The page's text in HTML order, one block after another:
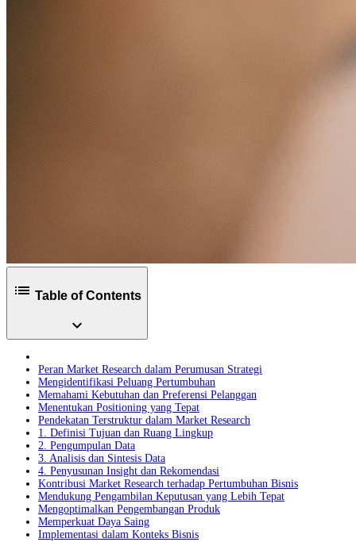
list Table of Contents
expand_more
Peran Market Research dalam Perumusan Strategi
Mengidentifikasi Peluang Pertumbuhan
Memahami Kebutuhan dan Preferensi Pelanggan
Menentukan Positioning yang Tepat
Pendekatan Terstruktur dalam Market Research
1. Definisi Tujuan dan Ruang Lingkup
2. Pengumpulan Data
3. Analisis dan Sintesis Data
4. Penyusunan Insight dan Rekomendasi
Kontribusi Market Research terhadap Pertumbuhan Bisnis
Mendukung Pengambilan Keputusan yang Lebih Tepat
Mengoptimalkan Pengembangan Produk
Memperkuat Daya Saing
Implementasi dalam Konteks Bisnis